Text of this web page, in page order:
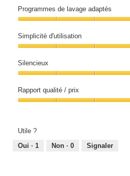
de
lavage,
5
5
Programmes de lavage adaptés
de
lavage
adaptés,
sur
5
Simplicité d'utilisation
d'utilisation,
5
sur
Silencieux
5
sur
5
Rapport qualité / prix
prix,
5
sur
5
Utile ?
Oui · 1 Non · 0 Signaler